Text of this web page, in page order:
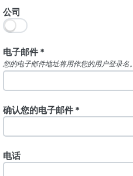
公司
电子邮件 *
您的电子邮件地址将用作您的用户登录名。
确认您的电子邮件 *
电话